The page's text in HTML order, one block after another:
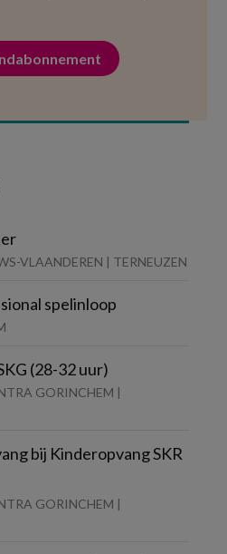
VLAANDEREN | TERNEUZEN
spelinloop
(28-32 uur)
GORINCHEM |
bij Kinderopvang SKR
GORINCHEM |